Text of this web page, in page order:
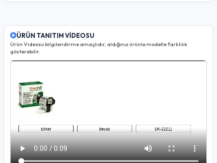
ÜRÜN TANITIM VİDEOSU
Ürün Videosu bilgilendirme amaçlıdır, aldığınız ürünle modelle farklılık
gösterebilir.